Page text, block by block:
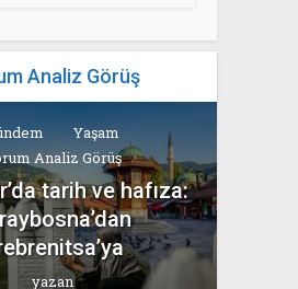
Analiz Görüş
Yaşam
Analiz Görüş
tarih ve hafıza:
yazan